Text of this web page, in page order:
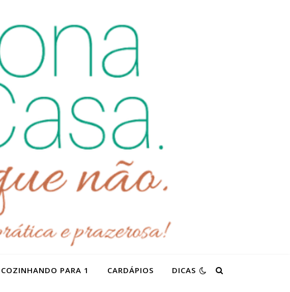
COZINHANDO PARA 1 CARDÁPIOS DICAS